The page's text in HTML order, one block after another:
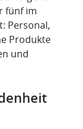
fünf im
Personal,
Produkte
und